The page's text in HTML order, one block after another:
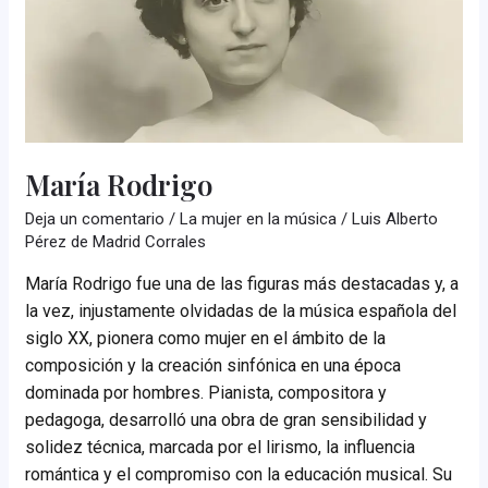
María Rodrigo
Deja un comentario /La mujer en la música /Luis Alberto
Pérez de Madrid Corrales
María Rodrigo fue una de las figuras más destacadas y, a
la vez, injustamente olvidadas de la música española del
siglo XX, pionera como mujer en el ámbito de la
composición y la creación sinfónica en una época
dominada por hombres. Pianista, compositora y
pedagoga, desarrolló una obra de gran sensibilidad y
solidez técnica, marcada por el lirismo, la influencia
romántica y el compromiso con la educación musical. Su